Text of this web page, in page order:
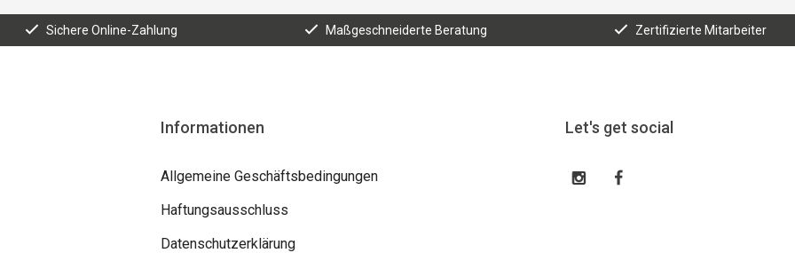
Sichere Online-Zahlung Maßgeschneiderte Beratung Zertifizierte Mitarbeiter
Informationen
Allgemeine Geschäftsbedingungen
Haftungsausschluss
Datenschutzerklärung
Let's get social